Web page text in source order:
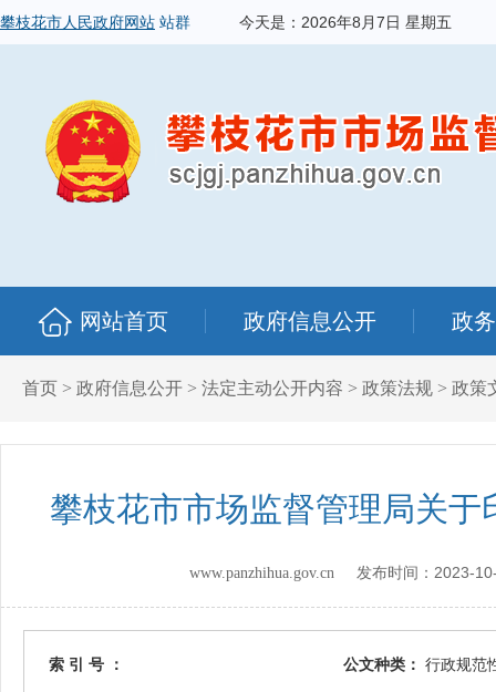
攀枝花市人民政府网站 站群 今天是： 2026年8月7日 星期五
网站首页 政府信息公开 政
首页 > 政府信息公开 > 法定主动公开内容 > 政策法规 > 政策
攀枝花市市场监督管理局关
www.panzhihua.gov.cn 发布时间： 2023-
索 引 号 ： 公文种类： 行政规范